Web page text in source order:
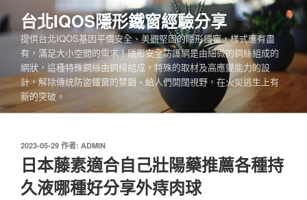
至
主
內
容
台北IQOS隱形鐵窗經驗分享
提供台北IQOS基因平價安全、美觀堅固的隱形鐵窗，樣式應有盡
有，滿足大小空間的需求！隱形安全防護網是由細微的鋼絲組成的
網狀，這種特殊鋼絲由鋼線組成，特殊的取材及高應變能力的設
計，解除傳統防盜鐵窗的禁錮、給人們開闊視野，在火災逃生上有
新的突破。
發
佈
於
2023-05-29 作者: ADMIN
日本藤素適合自己壯陽藥推薦各種持
久液哪種好分享外痔肉球